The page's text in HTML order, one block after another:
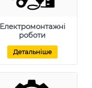
Електромонтажні
роботи
Детальніше